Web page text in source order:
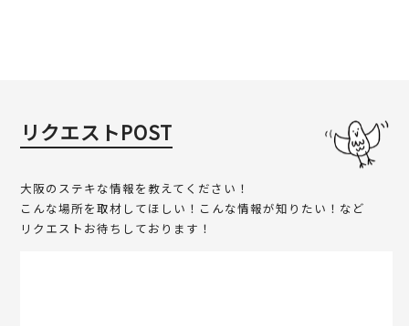
リクエストPOST
大阪のステキな情報を教えてください！
こんな場所を取材してほしい！こんな情報が知りたい！など
リクエストお待ちしております！